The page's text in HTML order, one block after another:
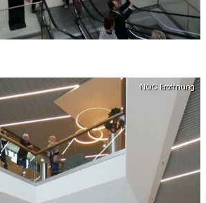
NOC Eröffnung